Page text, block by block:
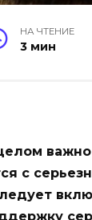
НА ЧТЕНИЕ
3 мин
с